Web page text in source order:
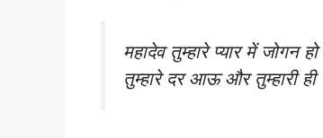
महादेव तुम्हारे प्यार में जोगन
तुम्हारे दर आऊ और तुम्हारी